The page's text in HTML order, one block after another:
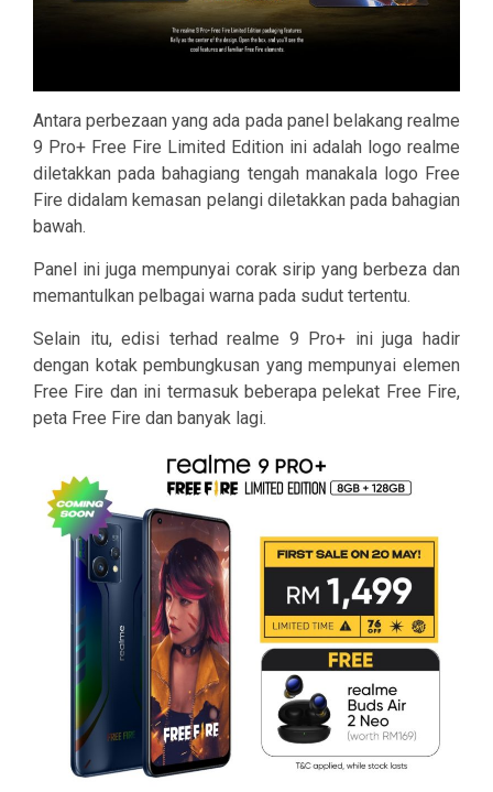
Antara perbezaan yang ada pada panel belakang realme
9 Pro+ Free Fire Limited Edition ini adalah logo realme
diletakkan pada bahagiang tengah manakala logo Free
Fire didalam kemasan pelangi diletakkan pada bahagian
bawah.
Panel ini juga mempunyai corak sirip yang berbeza dan
memantulkan pelbagai warna pada sudut tertentu.
Selain itu, edisi terhad realme 9 Pro+ ini juga hadir
dengan kotak pembungkusan yang mempunyai elemen
Free Fire dan ini termasuk beberapa pelekat Free Fire,
peta Free Fire dan banyak lagi.